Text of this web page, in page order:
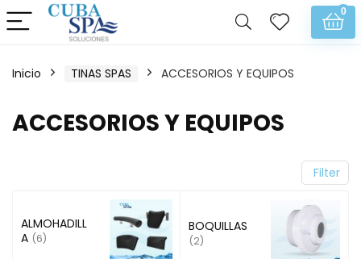
0
Inicio TINAS SPAS ACCESORIOS Y EQUIPOS
ACCESORIOS Y EQUIPOS
Filter
ALMOHADILL
A (6)
BOQUILLAS
(2)